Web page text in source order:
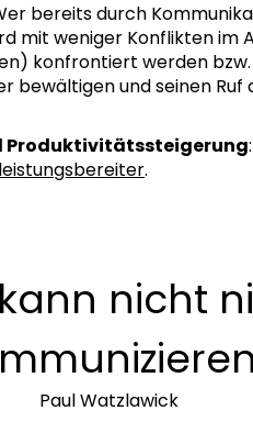
bereits durch
mit weniger Konflikten im
konfrontiert werden
bewältigen und seinen
Produktivitätssteigerung
.
nicht
Paul Watzlawick